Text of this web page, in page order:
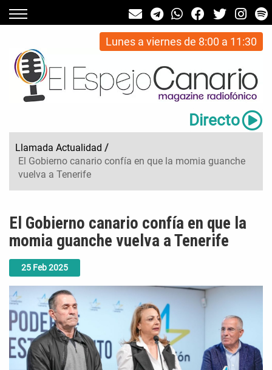
Lunes a viernes de 8:00 a 11:30
Directo
Llamada Actualidad /
El Gobierno canario confía en que la momia guanche
vuelva a Tenerife
25 Feb2025
El Gobierno canario confía en que la
momia guanche vuelva a Tenerife